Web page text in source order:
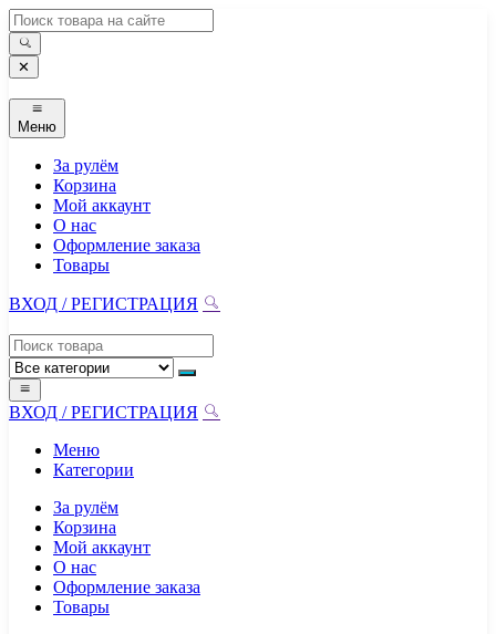
Перейти
к
содержимому
✕
Меню
За рулём
Корзина
Мой аккаунт
О нас
Оформление заказа
Товары
ВХОД / РЕГИСТРАЦИЯ
ВХОД / РЕГИСТРАЦИЯ
Меню
Категории
За рулём
Корзина
Мой аккаунт
О нас
Оформление заказа
Товары